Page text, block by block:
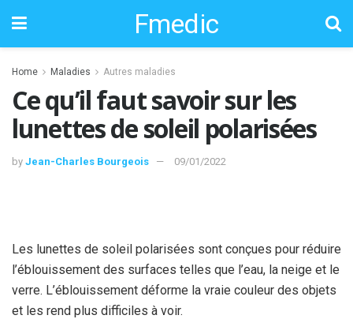
Fmedic
Home Maladies Autres maladies
Ce qu’il faut savoir sur les
lunettes de soleil polarisées
by Jean-Charles Bourgeois 09/01/2022
Les lunettes de soleil polarisées sont conçues pour réduire
l’éblouissement des surfaces telles que l’eau, la neige et le
verre. L’éblouissement déforme la vraie couleur des objets
et les rend plus difficiles à voir.